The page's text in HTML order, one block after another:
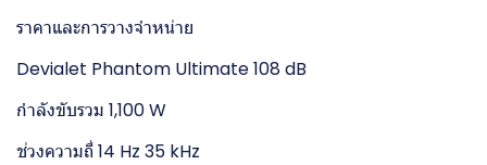
ราคาและการวางจำหน่าย
Devialet Phantom Ultimate 108 dB
กำลังขับรวม 1,100 W
ช่วงความถี่ 14 Hz 35 kHz